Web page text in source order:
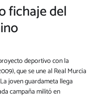
fichaje del
deportivo con la
que se une al Real Murcia
joven guardameta llega
campaña militó en